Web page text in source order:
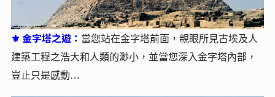
⚜ 金字塔之遊： 當您站在金字塔前面，親眼所見古埃及人
建築工程之浩大和人類的渺小，並當您深入金字塔內部，
豈止只是感動…